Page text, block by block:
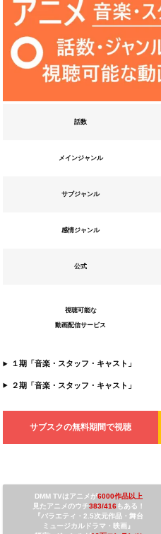
話数
メインジャンル
サブジャンル
感情ジャンル
公式
視聴可能な
動画配信サービス
１期「音楽・スタッフ・キャスト」
２期「音楽・スタッフ・キャスト」
サブスクの無料期間で視聴
DMM TVはアニメが6000作品以上
見たアニメのウチ383/416もある！
『バラエティ・2.5次元作品・舞台
ミュージカルドラマ・映画』